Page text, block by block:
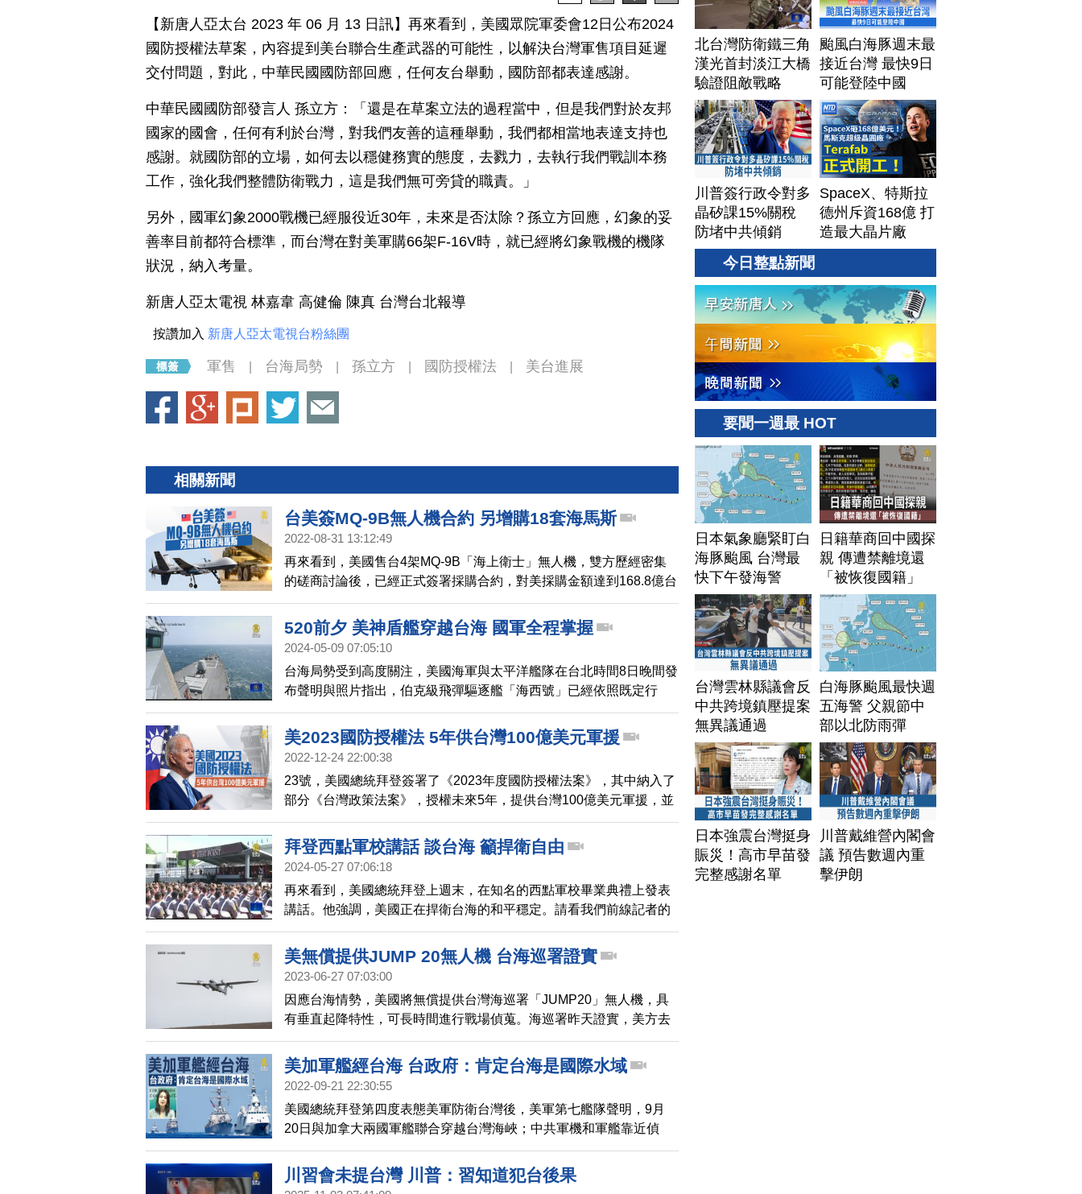
【新唐人亞太台 2023 年 06 月 13 日訊】再來看到，美國眾院軍委會12日公布2024
國防授權法草案，內容提到美台聯合生產武器的可能性，以解決台灣軍售項目延遲
交付問題，對此，中華民國國防部回應，任何友台舉動，國防部都表達感謝。
中華民國國防部發言人 孫立方：「還是在草案立法的過程當中，但是我們對於友邦
國家的國會，任何有利於台灣，對我們友善的這種舉動，我們都相當地表達支持也
感謝。就國防部的立場，如何去以穩健務實的態度，去戮力，去執行我們戰訓本務
工作，強化我們整體防衛戰力，這是我們無可旁貸的職責。」
另外，國軍幻象2000戰機已經服役近30年，未來是否汰除？孫立方回應，幻象的妥
善率目前都符合標準，而台灣在對美軍購66架F-16V時，就已經將幻象戰機的機隊
狀況，納入考量。
新唐人亞太電視 林嘉韋 高健倫 陳真 台灣台北報導
按讚加入 新唐人亞太電視台粉絲團
軍售 台海局勢 孫立方 國防授權法 美台進展
相關新聞
台美簽MQ-9B無人機合約 另增購18套海馬斯
2022-08-31 13:12:49
再來看到，美國售台4架MQ-9B「海上衛士」無人機，雙方歷經密集
的磋商討論後，已經正式簽署採購合約，對美採購金額達到168.8億台
幣，首架MQ-9B交運抵台的時間仍訂在2025年，但全系統的建置計畫
延長到2029年年底完成，比台美雙方今年初協商的2028年底，還要再
多1年。
520前夕 美神盾艦穿越台海 國軍全程掌握
2024-05-09 07:05:10
台海局勢受到高度關注，美國海軍與太平洋艦隊在台北時間8日晚間發
布聲明與照片指出，伯克級飛彈驅逐艦「海西號」已經依照既定行
程，常規性通過台灣海峽。聲明說，海西號在沒有進入任何沿岸國家
領海的狀況下，八日通過台灣海峽，這是美國軍艦今年第三度通過，
貼文上還標註了「自由開放的印太地區」。而中華民國國防部也發聲
海、空域動態，狀況正常。
美2023國防授權法 5年供台灣100億美元軍援
2022-12-24 22:00:38
23號，美國總統拜登簽署了《2023年度國防授權法案》，其中納入了
部分《台灣政策法案》，授權未來5年，提供台灣100億美元軍援，並
且要求加速處理台灣軍購，為台灣送來了聖誕大禮。
拜登西點軍校講話 談台海 籲捍衛自由
2024-05-27 07:06:18
再來看到，美國總統拜登上週末，在知名的西點軍校畢業典禮上發表
講話。他強調，美國正在捍衛台海的和平穩定。請看我們前線記者的
報導。
美無償提供JUMP 20無人機 台海巡署證實
2023-06-27 07:03:00
因應台海情勢，美國將無償提供台灣海巡署「JUMP20」無人機，具
有垂直起降特性，可長時間進行戰場偵蒐。海巡署昨天證實，美方去
年底同意提供無人機及操作訓練，以提升台海區域安全能力。專家認
為，美方用意在反制中共的灰色地帶威脅，眾院中共問題特別委員會
主席蓋拉格曾指出，必須在局勢來不及之前，以硬實力阻擋中共野
美加軍艦經台海 台政府：肯定台海是國際水域
2022-09-21 22:30:55
美國總統拜登第四度表態美軍防衛台灣後，美軍第七艦隊聲明，9月
20日與加拿大兩國軍艦聯合穿越台灣海峽；中共軍機和軍艦靠近偵
查。中華民國外交部今天（21日）表示，這展現民主盟友堅決反對中
共的擴張企圖。
川習會未提台灣 川普：習知道犯台後果
北台灣防衛鐵三角
漢光首封淡江大橋
驗證阻敵戰略
颱風白海豚週末最
接近台灣 最快9日
可能登陸中國
川普簽行政令對多
晶矽課15%關稅
防堵中共傾銷
SpaceX、特斯拉
德州斥資168億 打
造最大晶片廠
Terafab
今日整點新聞
要聞一週最 HOT
日本氣象廳緊盯白
海豚颱風 台灣最
快下午發海警
日籍華商回中國探
親 傳遭禁離境還
「被恢復國籍」
台灣雲林縣議會反
中共跨境鎮壓提案
無異議通過
白海豚颱風最快週
五海警 父親節中
部以北防雨彈
日本強震台灣挺身
賑災！高市早苗發
完整感謝名單
川普戴維營內閣會
議 預告數週內重
擊伊朗